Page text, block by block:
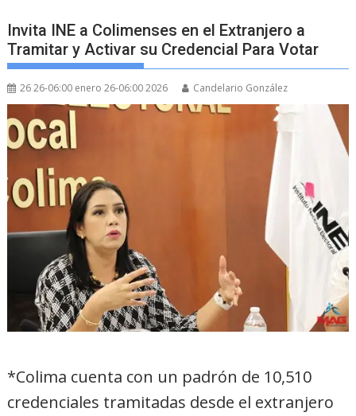
Invita INE a Colimenses en el Extranjero a
Tramitar y Activar su Credencial Para Votar
26 26-06:00 enero 26-06:00 2026 Candelario González
*Colima cuenta con un padrón de 10,510
credenciales tramitadas desde el extranjero